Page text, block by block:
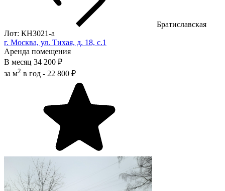
Братиславская
Лот: КН3021-a
г. Москва, ул. Тихая, д. 18, с.1
Аренда помещения
В месяц 34 200 ₽
за м2 в год - 22 800 ₽